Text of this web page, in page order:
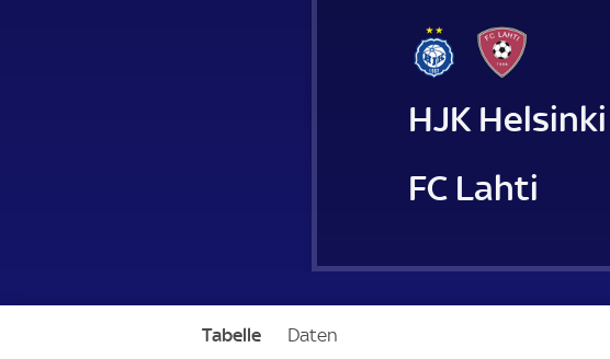
HJK Helsinki
FC Lahti
Tabelle Daten